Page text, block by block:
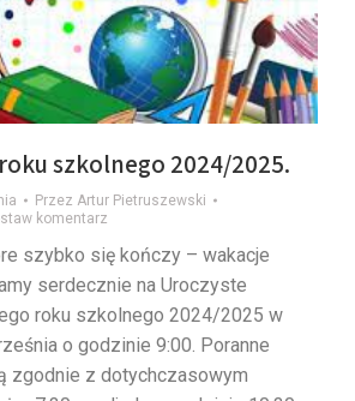
szkolnego 2024/2025.
Przez Artur Pietruszewski
komentarz
szybko się kończy – wakacje
serdecznie na Uroczyste
roku szkolnego 2024/2025 w
o godzinie 9:00. Poranne
zgodnie z dotychczasowym